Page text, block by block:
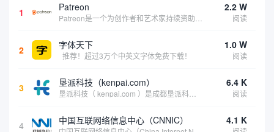
1 Patreon 2.2 W
阅读
2 字体天下
推荐！超过3万个中英文字体免费下载！
1.0 W
阅读
3 垦派科技（kenpai.com） 6.4 K
阅读
4 中国互联网络信息中心（CNNIC） 4.1 K